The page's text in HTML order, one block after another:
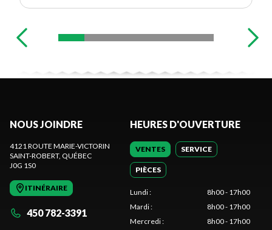
NOUS JOINDRE
4121 ROUTE MARIE-VICTORIN
SAINT-ROBERT, QUÉBEC
J0G 1S0
ITINÉRAIRE
450 782-3391
HEURES D'OUVERTURE
VENTES SERVICE
PIÈCES
Lundi:
8h00 - 17h00
Mardi:
8h00 - 17h00
Mercredi:
8h00 - 17h00